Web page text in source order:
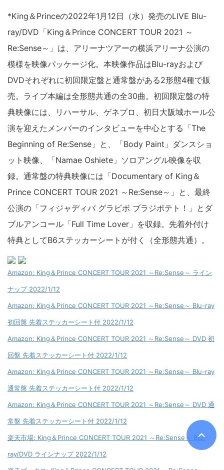
*King＆Princeの2022年1月12日（水）発売のLIVE Blu-
ray/DVD「King＆Prince CONCERT TOUR 2021 ～
Re:Sense～」は、アリーナツアーの横浜アリーナ公演の
模様を映像パッケージ化。本映像作品はBlu-rayおよび
DVDそれぞれに初回限定盤と通常盤がある2形態4種で販
売。ライブ本編は全形態共通の全30曲。初回限定盤の特
典映像には、リハーサル、ゲネプロ、初日大阪城ホール公
演を迎えたメンバーのインタビューを中心とする「The
Beginning of Re:Sense」と、「Body Paint」ダンスショ
ット映像、「Namae Oshiete」ソロアングル映像を収
録。通常盤の特典映像には「Documentary of King＆
Prince CONCERT TOUR 2021 ～Re:Sense～」と、最終
公演の「フィジャディバ グラビボ ブラジポテト！」とダ
ブルアンコール「Full Time Lover」を収録。先着外付け
特典としてB6ステッカーシートが付く（全形態共通）。
Amazon: King＆Prince CONCERT TOUR 2021 ～Re:Sense～ ライン
ナップ 2022/1/12
Amazon: King＆Prince CONCERT TOUR 2021 ～Re:Sense～ Blu-ray
初回盤 先着ステッカーシート付 2022/1/12
Amazon: King＆Prince CONCERT TOUR 2021 ～Re:Sense～ DVD 初
回盤 先着ステッカーシート付 2022/1/12
Amazon: King＆Prince CONCERT TOUR 2021 ～Re:Sense～ Blu-ray
通常盤 先着ステッカーシート付 2022/1/12
Amazon: King＆Prince CONCERT TOUR 2021 ～Re:Sense～ DVD 通
常盤 先着ステッカーシート付 2022/1/12
楽天市場: King＆Prince CONCERT TOUR 2021 ～Re:Sense～ Blu-
ray/DVD ラインナップ 2022/1/12